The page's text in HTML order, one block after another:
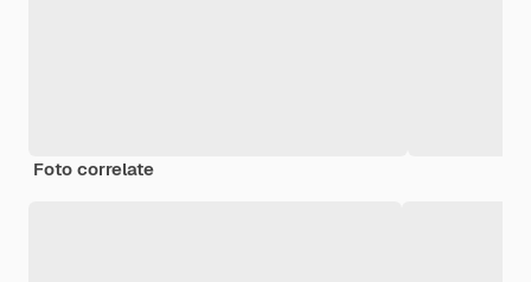
Foto correlate